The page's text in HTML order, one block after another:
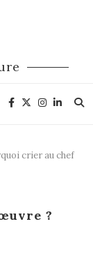
crier au chef
?